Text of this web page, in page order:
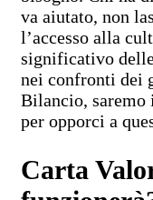
va aiutato, non
l’accesso alla
significativo
nei confronti dei
Bilancio, saremo
per opporci a
Carta